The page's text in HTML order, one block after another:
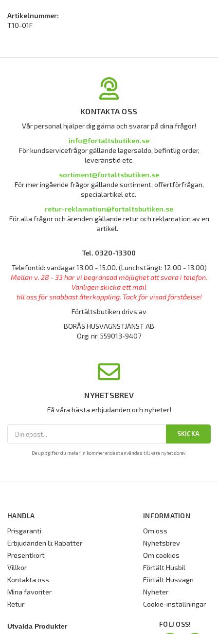
Artikelnummer:
T10-01F
KONTAKTA OSS
Vår personal hjälper dig gärna och svarar på dina frågor!
info@fortaltsbutiken.se
För kundservicefrågor gällande lagersaldo, befintlig order,
leveranstid etc.
sortiment@fortaltsbutiken.se
För mer ingående frågor gällande sortiment, offertförfrågan,
specialartikel etc.
retur-reklamation@fortaltsbutiken.se
För alla frågor och ärenden gällande retur och reklamation av en
artikel.
Tel. 0320-13300
Telefontid: vardagar 13.00 - 15.00. (Lunchstängt: 12.00 - 13.00)
Mellan v. 28 - 33 har vi begränsad möjlighet att svara i telefon.
Vänligen skicka ett mail
till oss för snabbast återkoppling. Tack för visad förståelse!
Förtältsbutiken drivs av
BORÅS HUSVAGNSTJÄNST AB
Org: nr: 559013-9407
NYHETSBREV
Få våra bästa erbjudanden och nyheter!
SKICKA
De uppgifter du matar in kommer endast användas till våra nyhetsbrev.
HANDLA
Prisgaranti
Erbjudanden & Rabatter
Presentkort
Villkor
Kontakta oss
Mina favoriter
Retur
INFORMATION
Om oss
Nyhetsbrev
Om cookies
Förtält Husbil
Förtält Husvagn
Nyheter
Cookie-inställningar
Utvalda Produkter FÖLJ OSS!